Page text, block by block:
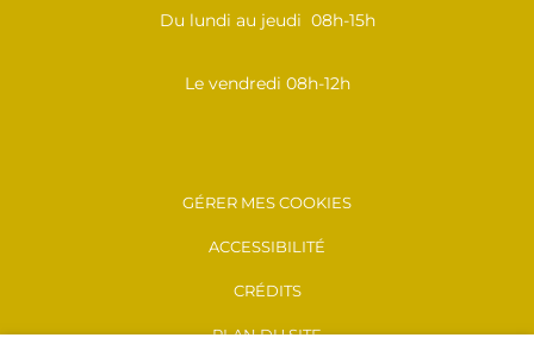
Du lundi au jeudi 08h-15h
Le vendredi 08h-12h
GÉRER MES COOKIES
ACCESSIBILITÉ
CRÉDITS
PLAN DU SITE